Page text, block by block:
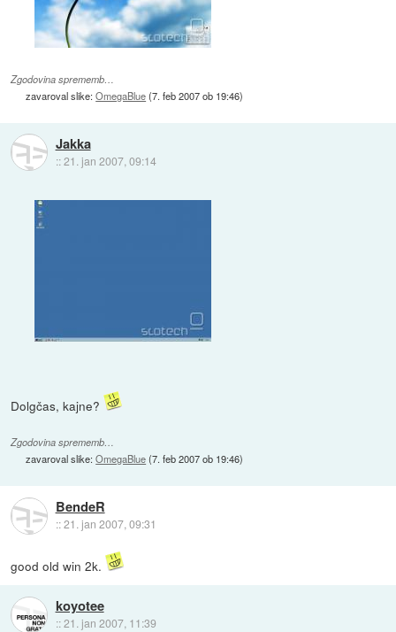
Zgodovina sprememb…
zavaroval slike:OmegaBlue(7. feb 2007 ob 19:46)
Jakka
::21. jan 2007, 09:14
Dolgčas, kajne?
Zgodovina sprememb…
zavaroval slike:OmegaBlue(7. feb 2007 ob 19:46)
BendeR
::21. jan 2007, 09:31
good old win 2k.
koyotee
::21. jan 2007, 11:39